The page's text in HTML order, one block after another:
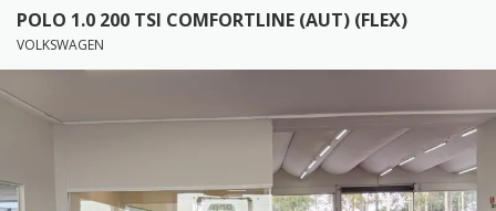
POLO 1.0 200 TSI COMFORTLINE (AUT) (FLEX)
VOLKSWAGEN